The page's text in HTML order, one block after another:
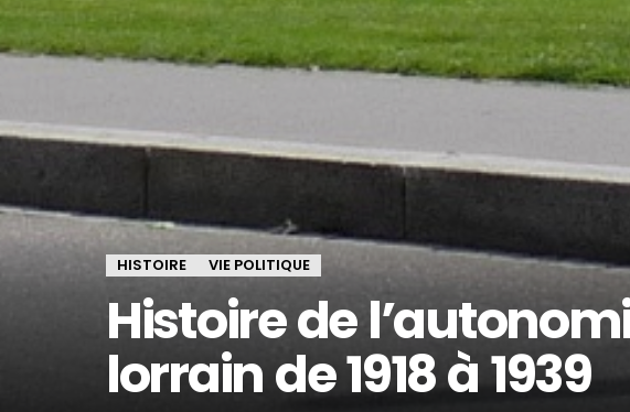
HISTOIRE VIE POLITIQUE
Histoire de
lorrain de 1918 à 1939